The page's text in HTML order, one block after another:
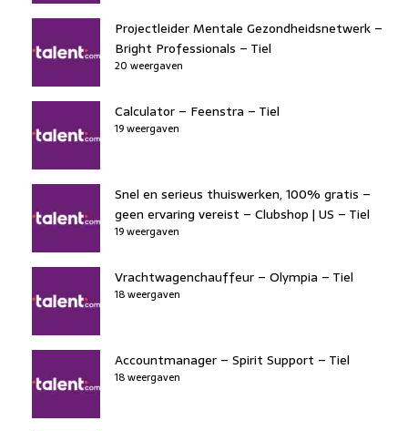
Projectleider Mentale Gezondheidsnetwerk –
Bright Professionals – Tiel
20 weergaven
Calculator – Feenstra – Tiel
19 weergaven
Snel en serieus thuiswerken, 100% gratis –
geen ervaring vereist – Clubshop | US – Tiel
19 weergaven
Vrachtwagenchauffeur – Olympia – Tiel
18 weergaven
Accountmanager – Spirit Support – Tiel
18 weergaven